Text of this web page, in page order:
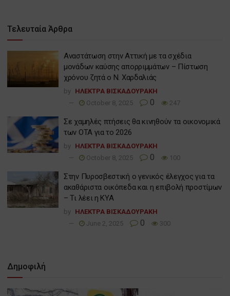
Τελευταία Άρθρα
Αναστάτωση στην Αττική με τα σχέδια
μονάδων καύσης απορριμμάτων – Πίστωση
χρόνου ζητά ο Ν. Χαρδαλιάς
by ΗΛΕΚΤΡΑ ΒΙΣΚΑΔΟΥΡΑΚΗ
October 8, 2025
0 247
Σε χαμηλές πτήσεις θα κινηθούν τα οικονομικά
των ΟΤΑ για το 2026
by ΗΛΕΚΤΡΑ ΒΙΣΚΑΔΟΥΡΑΚΗ
October 8, 2025
0 100
Στην Πυροσβεστική ο γενικός έλεγχος για τα
ακαθάριστα οικόπεδα και η επιβολή προστίμων
– Τι λέει η ΚΥΑ
by ΗΛΕΚΤΡΑ ΒΙΣΚΑΔΟΥΡΑΚΗ
June 2, 2025
0 300
Δημοφιλή